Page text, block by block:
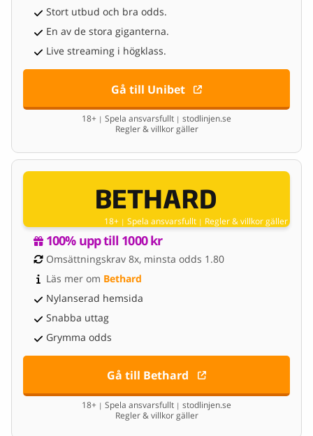
Stort utbud och bra odds.
En av de stora giganterna.
Live streaming i högklass.
Gå till Unibet
18+ | Spela ansvarsfullt | stodlinjen.se
Regler & villkor gäller
18+ | Spela ansvarsfullt | Regler & villkor gäller
100% upp till 1000 kr
Omsättningskrav 8x, minsta odds 1.80
Läs mer om Bethard
Nylanserad hemsida
Snabba uttag
Grymma odds
Gå till Bethard
18+ | Spela ansvarsfullt | stodlinjen.se
Regler & villkor gäller